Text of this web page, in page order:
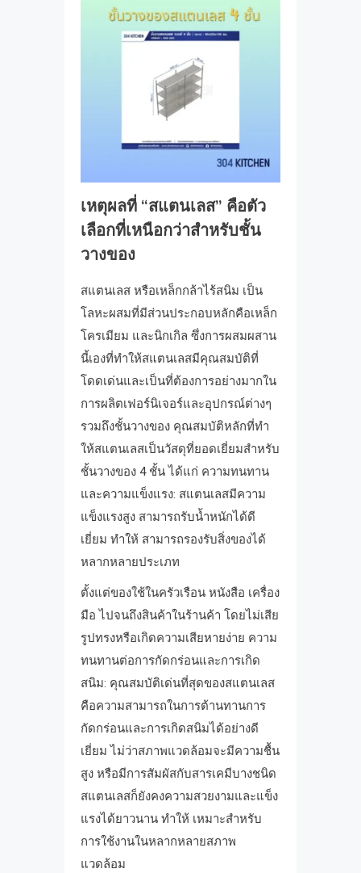
เหตุผลที่ “สแตนเลส” คือตัว
เลือกที่เหนือกว่าสำหรับชั้น
วางของ
สแตนเลส หรือเหล็กกล้าไร้สนิม เป็น
โลหะผสมที่มีส่วนประกอบหลักคือเหล็ก
โครเมียม และนิกเกิล ซึ่งการผสมผสาน
นี้เองที่ทำให้สแตนเลสมีคุณสมบัติที่
โดดเด่นและเป็นที่ต้องการอย่างมากใน
การผลิตเฟอร์นิเจอร์และอุปกรณ์ต่างๆ
รวมถึงชั้นวางของ คุณสมบัติหลักที่ทำ
ให้สแตนเลสเป็นวัสดุที่ยอดเยี่ยมสำหรับ
ชั้นวางของ 4 ชั้น ได้แก่ ความทนทาน
และความแข็งแรง: สแตนเลสมีความ
แข็งแรงสูง สามารถรับน้ำหนักได้ดี
เยี่ยม ทำให้ สามารถรองรับสิ่งของได้
หลากหลายประเภท
ตั้งแต่ของใช้ในครัวเรือน หนังสือ เครื่อง
มือ ไปจนถึงสินค้าในร้านค้า โดยไม่เสีย
รูปทรงหรือเกิดความเสียหายง่าย ความ
ทนทานต่อการกัดกร่อนและการเกิด
สนิม: คุณสมบัติเด่นที่สุดของสแตนเลส
คือความสามารถในการต้านทานการ
กัดกร่อนและการเกิดสนิมได้อย่างดี
เยี่ยม ไม่ว่าสภาพแวดล้อมจะมีความชื้น
สูง หรือมีการสัมผัสกับสารเคมีบางชนิด
สแตนเลสก็ยังคงความสวยงามและแข็ง
แรงได้ยาวนาน ทำให้ เหมาะสำหรับ
การใช้งานในหลากหลายสภาพ
แวดล้อม